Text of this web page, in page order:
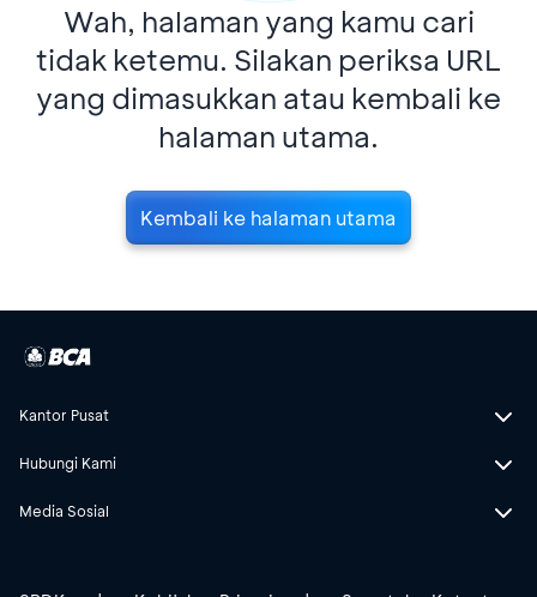
Wah, halaman yang kamu cari
tidak ketemu. Silakan periksa URL
yang dimasukkan atau kembali ke
halaman utama.
Kembali ke halaman utama
Kantor Pusat
Hubungi Kami
Media Sosial